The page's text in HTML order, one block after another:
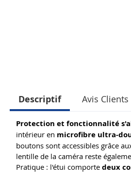
Descriptif Avis Clients
Protection et fonctionnalité
intérieur en microfibre ultra-
boutons sont accessibles grâce
lentille de la caméra reste
Pratique : l'étui comporte deux